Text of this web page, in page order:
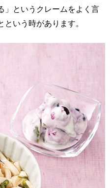
」というクレームをよく言
いう時があります。